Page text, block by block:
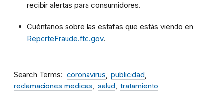
recibir alertas para consumidores.
Cuéntanos sobre las estafas que estás viendo en
ReporteFraude.ftc.gov.
Search Terms coronavirus
publicidad
reclamaciones medicas
salud tratamiento